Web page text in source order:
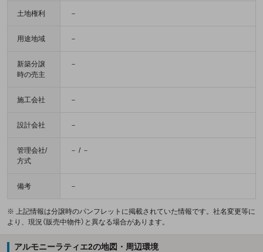
土地権利 －
用途地域 －
新築分譲
時の売主
－
施工会社 －
設計会社 －
管理会社/
方式
－ / －
備考 －
※ 上記情報は分譲時のパンフレットに掲載されていた情報です。社名変更等に
より、現況（販売中物件）と異なる場合があります。
アルモニーラティエ2の地図・周辺環境